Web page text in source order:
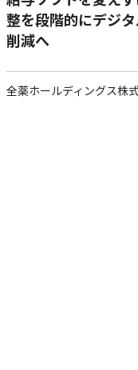
整を段階的にデジ
削減へ
全薬ホールディングス株